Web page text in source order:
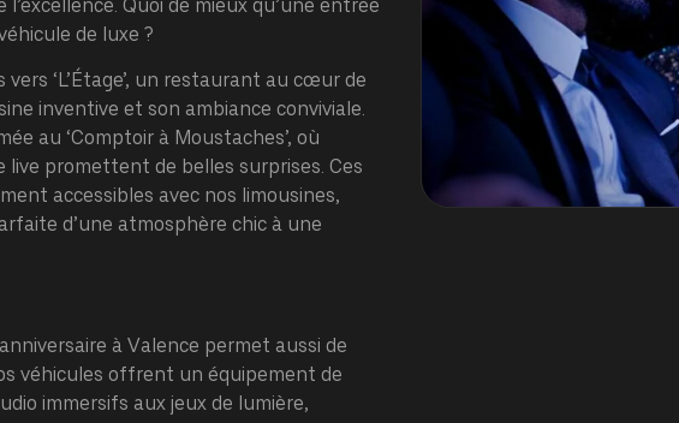
l’excellence. Quoi de mieux qu’une entrée
de luxe ?
‘L’Étage’, un restaurant au cœur de
inventive et son ambiance conviviale.
au ‘Comptoir à Moustaches’, où
live promettent de belles surprises. Ces
accessibles avec nos limousines,
d’une atmosphère chic à une
à Valence permet aussi de
véhicules offrent un équipement de
immersifs aux jeux de lumière,